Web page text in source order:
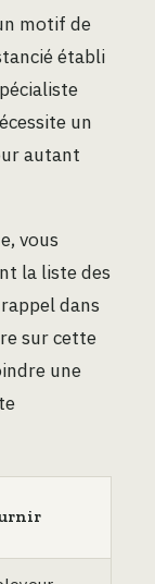
motif de
établi
un
autant
vous
la liste des
dans
sur cette
une